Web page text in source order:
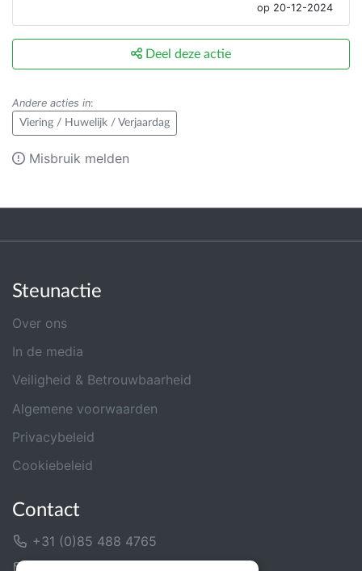
op 20-12-2024
Deel deze actie
Andere acties in:
Viering / Huwelijk / Verjaardag
Misbruik melden
Steunactie
Over ons
In de media
Veiligheid & Betrouwbaarheid
Algemene voorwaarden
Privacybeleid
Cookiebeleid
Contact
+31 (0)85 488 4765